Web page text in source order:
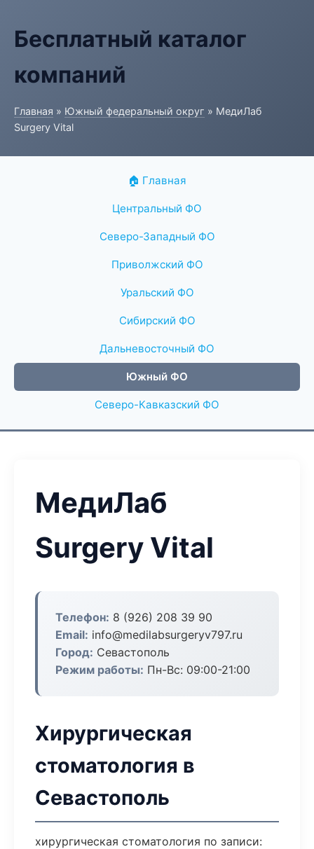
Бесплатный каталог
компаний
Главная » Южный федеральный округ » МедиЛаб
Surgery Vital
🏠 Главная
Центральный ФО
Северо-Западный ФО
Приволжский ФО
Уральский ФО
Сибирский ФО
Дальневосточный ФО
Южный ФО
Северо-Кавказский ФО
МедиЛаб
Surgery Vital
Телефон: 8 (926) 208 39 90
Email: info@medilabsurgeryv797.ru
Город: Севастополь
Режим работы: Пн-Вс: 09:00-21:00
Хирургическая
стоматология в
Севастополь
хирургическая стоматология по записи: